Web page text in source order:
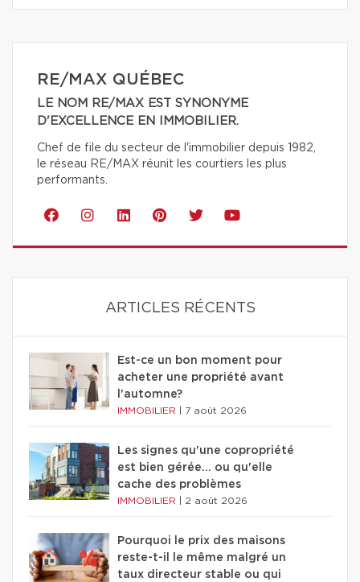
RE/MAX QUÉBEC
LE NOM RE/MAX EST SYNONYME
D'EXCELLENCE EN IMMOBILIER.
Chef de file du secteur de l'immobilier depuis 1982,
le réseau RE/MAX réunit les courtiers les plus
performants.
ARTICLES RÉCENTS
Est-ce un bon moment pour
acheter une propriété avant
l'automne?
IMMOBILIER 7 août 2026
Les signes qu'une copropriété
est bien gérée… ou qu'elle
cache des problèmes
IMMOBILIER 2 août 2026
Pourquoi le prix des maisons
reste-t-il le même malgré un
taux directeur stable ou qui